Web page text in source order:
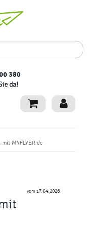
380
da!
MYFLYER.de
vom 17.04.2026